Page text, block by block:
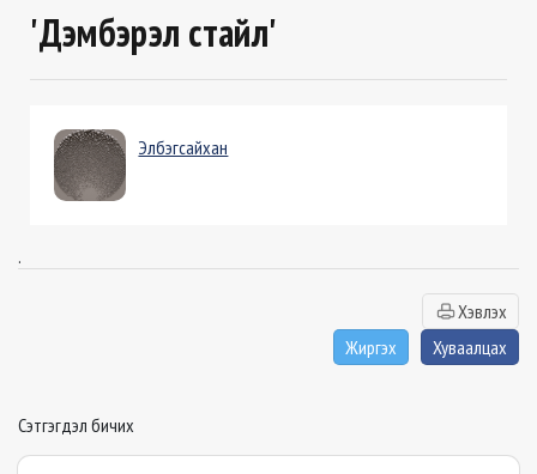
'Дэмбэрэл стайл'
Элбэгсайхан
.
Хэвлэх
Жиргэх
Хуваалцах
Сэтгэгдэл бичих